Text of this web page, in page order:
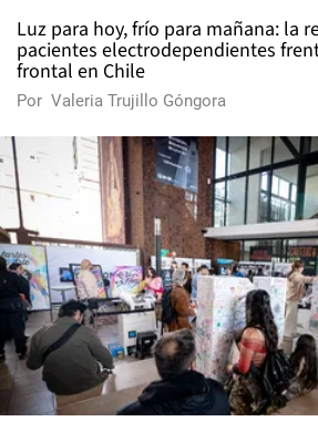
Luz para hoy, frío para mañana: la
pacientes electrodependientes
frontal en Chile
Por Valeria Trujillo Góngora